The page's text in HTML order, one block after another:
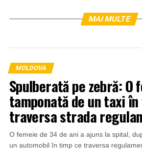
MAI MULTE
MOLDOVA
Spulberată pe zebră: O
tamponată de un taxi
traversa strada
O femeie de 34 de ani a ajuns la spital,
un automobil în timp ce traversa